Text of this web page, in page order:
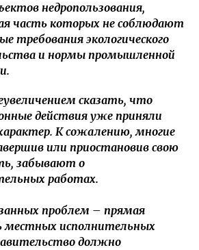
недропользования,
часть которых не соблюдают
требования экологического
и нормы промышленной
сказать, что
действия уже приняли
К сожалению, многие
или приостановив свою
забывают о
работах.
проблем – прямая
местных исполнительных
должно